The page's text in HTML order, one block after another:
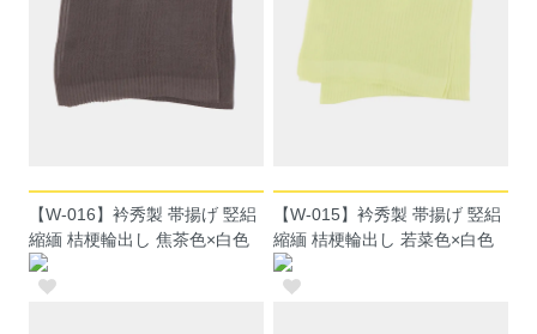
【W-016】衿秀製 帯揚げ 竪絽
縮緬 桔梗輪出し 焦茶色×白色
【W-015】衿秀製 帯揚げ 竪絽
縮緬 桔梗輪出し 若菜色×白色